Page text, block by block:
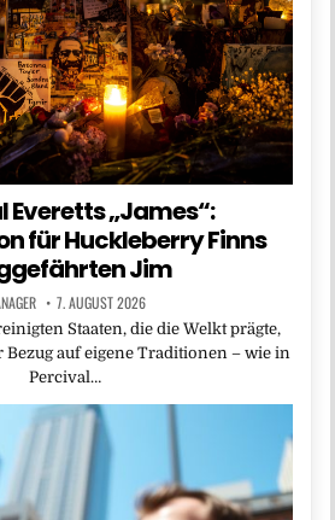
Everetts „James“:
für Huckleberry Finns
Jim
7. AUGUST 2026
Staaten, die die Welkt prägte,
auf eigene Traditionen – wie in
Percival…